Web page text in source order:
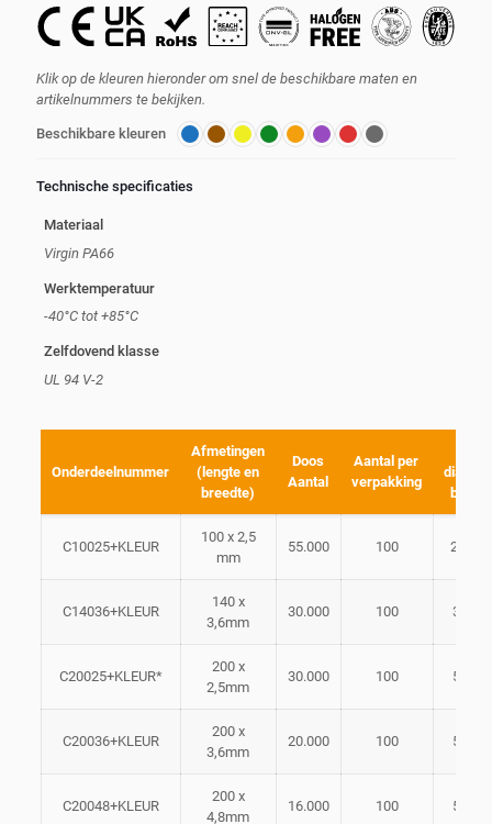
Klik op de kleuren hieronder om snel de beschikbare maten en
artikelnummers te bekijken.
Beschikbare kleuren
Technische specificaties
Materiaal
Virgin PA66
Werktemperatuur
-40°C tot +85°C
Zelfdovend klasse
UL 94 V-2
Onderdeelnummer
Afmetingen
(lengte en
breedte)
Doos
Aantal
Aantal per
verpakking
bundel
C10025+KLEUR
100 x 2,5
mm
55.000 100 22
C14036+KLEUR
140 x
3,6mm
30.000 100 33mm
C20025+KLEUR*
200 x
2,5mm
30.000 100 50mm
C20036+KLEUR
200 x
3,6mm
20.000 100 50mm
C20048+KLEUR
200 x
4,8mm
16.000 100 50mm